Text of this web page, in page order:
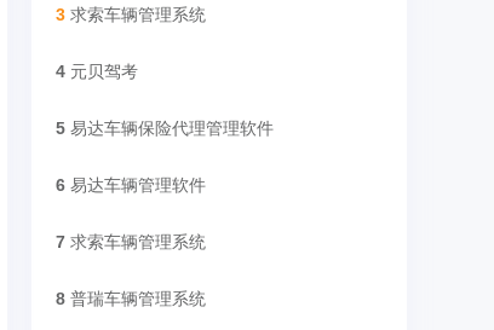
3 求索车辆管理系统
4 元贝驾考
5 易达车辆保险代理管理软件
6 易达车辆管理软件
7 求索车辆管理系统
8 普瑞车辆管理系统